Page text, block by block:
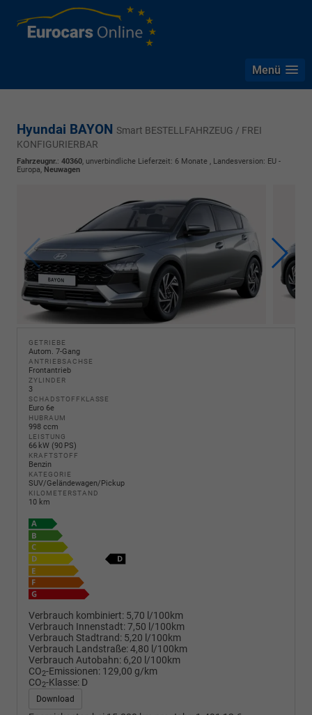
Menü
Hyundai BAYON Smart BESTELLFAHRZEUG / FREI
KONFIGURIERBAR
Fahrzeugnr.: 40360, unverbindliche Lieferzeit: 6 Monate , Landesversion: EU -
Europa, Neuwagen
GETRIEBE
Autom. 7-Gang
ANTRIEBSACHSE
Frontantrieb
ZYLINDER
3
SCHADSTOFFKLASSE
Euro 6e
HUBRAUM
998 ccm
LEISTUNG
66 kW (90 PS)
KRAFTSTOFF
Benzin
KATEGORIE
SUV/Geländewagen/Pickup
KILOMETERSTAND
10 km
Verbrauch kombiniert: 5,70 l/100km
Verbrauch Innenstadt:7,50 l/100km
Verbrauch Stadtrand: 5,20 l/100km
Verbrauch Landstraße:4,80 l/100km
Verbrauch Autobahn: 6,20 l/100km
CO2-Emissionen: 129,00 g/km
CO2-Klasse: D
Download